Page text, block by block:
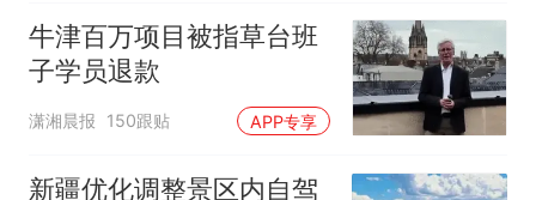
牛津百万项目被指草台班
子学员退款
潇湘晨报 150跟贴 APP专享
新疆优化调整景区内自驾